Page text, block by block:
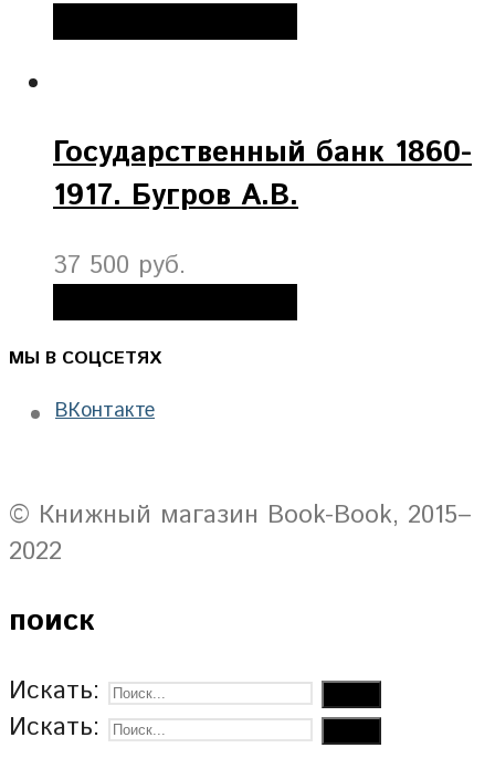
Государственный банк 1860-
1917. Бугров А.В.
37 500 руб.
МЫ В СОЦСЕТЯХ
ВКонтакте
© Книжный магазин Book-Book, 2015–
2022
поиск
Искать:
Искать: